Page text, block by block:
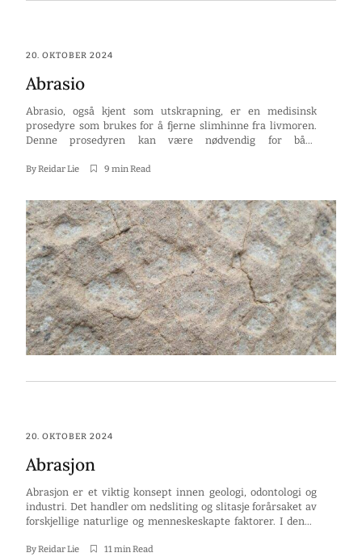
20. OKTOBER 2024
Abrasio
Abrasio, også kjent som utskrapning, er en medisinsk
prosedyre som brukes for å fjerne slimhinne fra livmoren.
Denne prosedyren kan være nødvendig for både
artikkelen vil vi utforske hva abrasio er, når det er
under prosedyren, mulige komplikasjoner, og hva som […]
ByReidar Lie 9 min Read
20. OKTOBER 2024
Abrasjon
Abrasjon er et viktig konsept innen geologi, odontologi og
industri. Det handler om nedsliting og slitasje forårsaket av
forskjellige naturlige og menneskeskapte faktorer. I denne
påvirker landskapet og menneskelige aktiviteter, samt
ByReidar Lie 11 min Read